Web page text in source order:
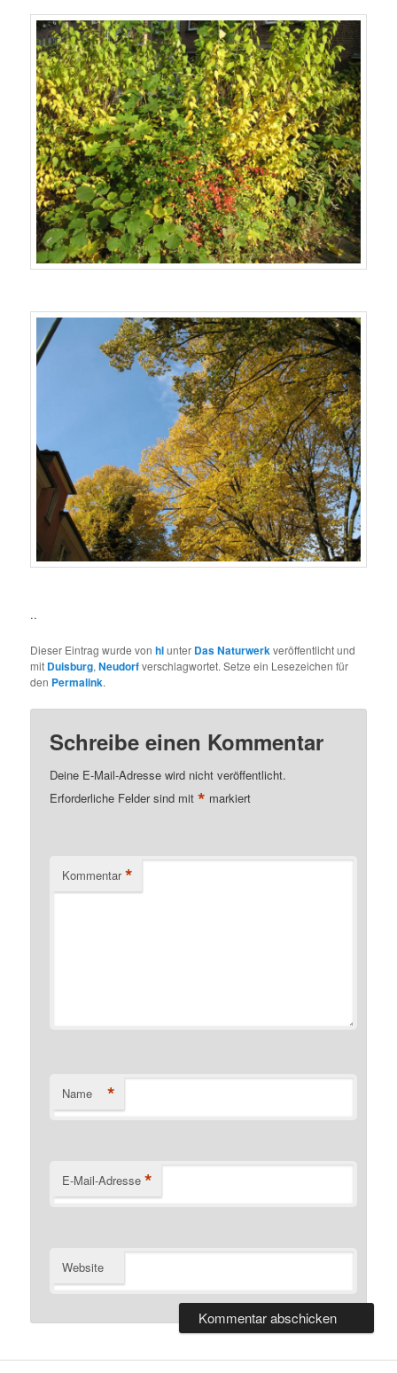
..
Dieser Eintrag wurde vonhlunter Das Naturwerkveröffentlicht und
mit Duisburg,Neudorfverschlagwortet. Setze ein Lesezeichen für
den Permalink.
Schreibe einen Kommentar
Deine E-Mail-Adresse wird nicht veröffentlicht.
Erforderliche Felder sind mit* markiert
Kommentar *
Name *
E-Mail-Adresse *
Website